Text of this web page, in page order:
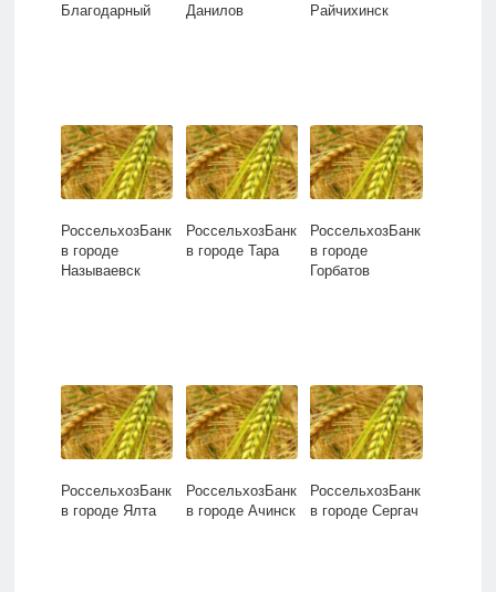
Благодарный
Данилов
Райчихинск
РоссельхозБанк
в городе
Называевск
РоссельхозБанк
в городе Тара
РоссельхозБанк
в городе
Горбатов
РоссельхозБанк
в городе Ялта
РоссельхозБанк
в городе Ачинск
РоссельхозБанк
в городе Сергач